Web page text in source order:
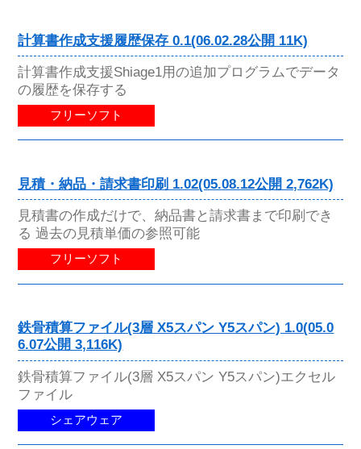
計算書作成支援履歴保存 0.1(06.02.28公開 11K)
計算書作成支援Shiage1用の追加プログラムでデータ
の履歴を保存する
フリーソフト
見積・納品・請求書印刷 1.02(05.08.12公開 2,762K)
見積書の作成だけで、納品書と請求書まで印刷でき
る 過去の見積単価の参照可能
フリーソフト
鉄骨積算ファイル(3層 X5スパン Y5スパン) 1.0(05.0
6.07公開 3,116K)
鉄骨積算ファイル(3層 X5スパン Y5スパン)エクセル
ファイル
シェアウェア